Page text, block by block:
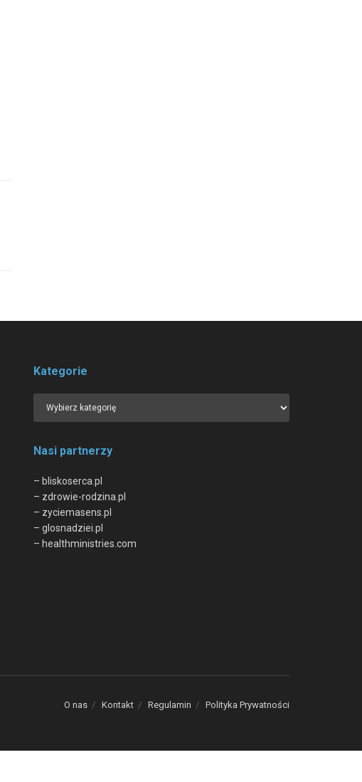
Kategorie
Nasi partnerzy
– bliskoserca.pl
– zdrowie-rodzina.pl
– zyciemasens.pl
– glosnadziei.pl
– healthministries.com
O nas Kontakt Regulamin Polityka Prywatności